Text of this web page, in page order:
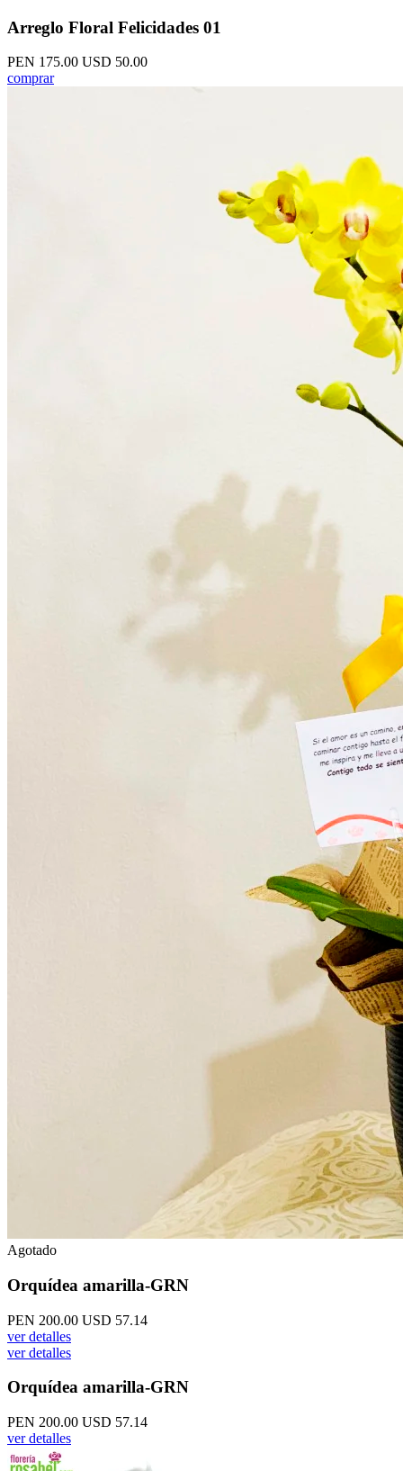
Arreglo Floral Felicidades 01
PEN 175.00 USD 50.00
comprar
Agotado
Orquídea amarilla-GRN
PEN 200.00 USD 57.14
ver detalles
ver detalles
Orquídea amarilla-GRN
PEN 200.00 USD 57.14
ver detalles